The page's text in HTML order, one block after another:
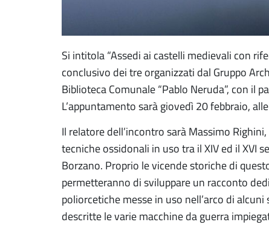
Si intitola “Assedi ai castelli medievali con
conclusivo dei tre organizzati dal Gruppo
Biblioteca Comunale “Pablo Neruda”, con il
L’appuntamento sarà giovedì 20 febbraio,
Il relatore dell’incontro sarà Massimo
tecniche ossidonali in uso tra il XIV ed il XVI
Borzano. Proprio le vicende storiche di
permetteranno di sviluppare un racconto
poliorcetiche messe in uso nell’arco di
descritte le varie macchine da guerra